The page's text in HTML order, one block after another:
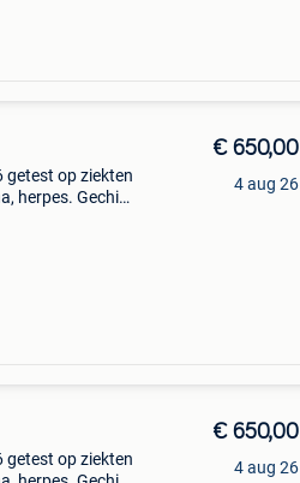
getest op ziekten
herpes. Gechipt
€ 650,00
4 aug 26
getest op ziekten
€ 650,00
4 aug 26